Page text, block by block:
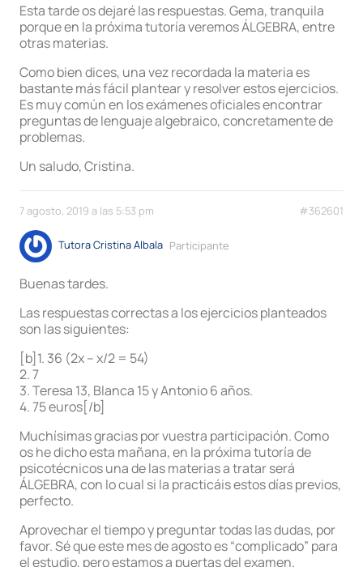
Esta tarde os dejaré las respuestas. Gema, tranquila
porque en la próxima tutoría veremos ÁLGEBRA, entre
otras materias.
Como bien dices, una vez recordada la materia es
bastante más fácil plantear y resolver estos ejercicios.
Es muy común en los exámenes oficiales encontrar
preguntas de lenguaje algebraico, concretamente de
problemas.
Un saludo, Cristina.
7 agosto, 2019 a las 5:53 pm #362601
Tutora Cristina Albala Participante
Buenas tardes.
Las respuestas correctas a los ejercicios planteados
son las siguientes:
[b]1. 36 (2x – x/2 = 54)
2. 7
3. Teresa 13, Blanca 15 y Antonio 6 años.
4. 75 euros[/b]
Muchísimas gracias por vuestra participación. Como
os he dicho esta mañana, en la próxima tutoría de
psicotécnicos una de las materias a tratar será
ÁLGEBRA, con lo cual si la practicáis estos días previos,
perfecto.
Aprovechar el tiempo y preguntar todas las dudas, por
favor. Sé que este mes de agosto es “complicado” para
el estudio, pero estamos a puertas del examen.